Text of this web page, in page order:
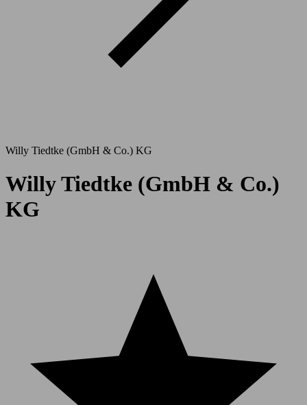
Willy Tiedtke (GmbH & Co.) KG
Willy Tiedtke (GmbH & Co.)
KG